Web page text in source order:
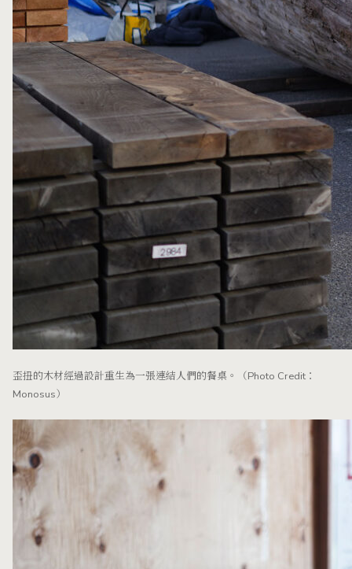
歪扭的木材經過設計重生為一張連結人們的餐桌。（Photo Credit：
Monosus）